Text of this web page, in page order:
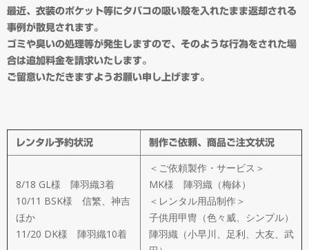
ダ
ー
メ
イ
ド
製
作
最近、衣装のポケット等にタバコの吸い殻を入れたまま返却される
事例が散見されます。
ゴミや臭いの処理等が発生しますので、そのような行為をされた場
合は追加料金を請求いたします。
ご留意いただきますようお願い申し上げます。
レンタル予約状況 制作ご依頼、商品ご注文状況
8/18 GL様 陣羽織3着
10/11 BSK様 信繁、神吉
ほか
11/20 DK様 陣羽織10着
＜ご依頼製作・サービス＞
MK様 陣羽織（梅鉢）
＜レンタル用品制作＞
子供用甲冑（色々威、シンプル）
陣羽織（小早川、足利、大友、武